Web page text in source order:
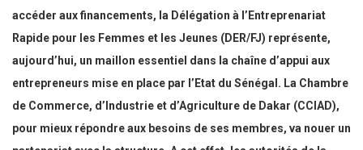
accéder aux financements, la Délégation à l’Entreprenariat
Rapide pour les Femmes et les Jeunes (DER/FJ) représente,
aujourd’hui, un maillon essentiel dans la chaîne d’appui aux
entrepreneurs mise en place par l’Etat du Sénégal. La Chambre
de Commerce, d’Industrie et d’Agriculture de Dakar (CCIAD),
pour mieux répondre aux besoins de ses membres, va nouer un